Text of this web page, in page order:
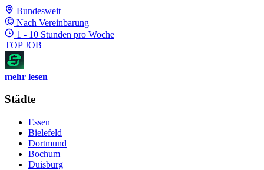
Bundesweit
Nach Vereinbarung
1 - 10 Stunden pro Woche
TOP JOB
mehr lesen
Städte
Essen
Bielefeld
Dortmund
Bochum
Duisburg